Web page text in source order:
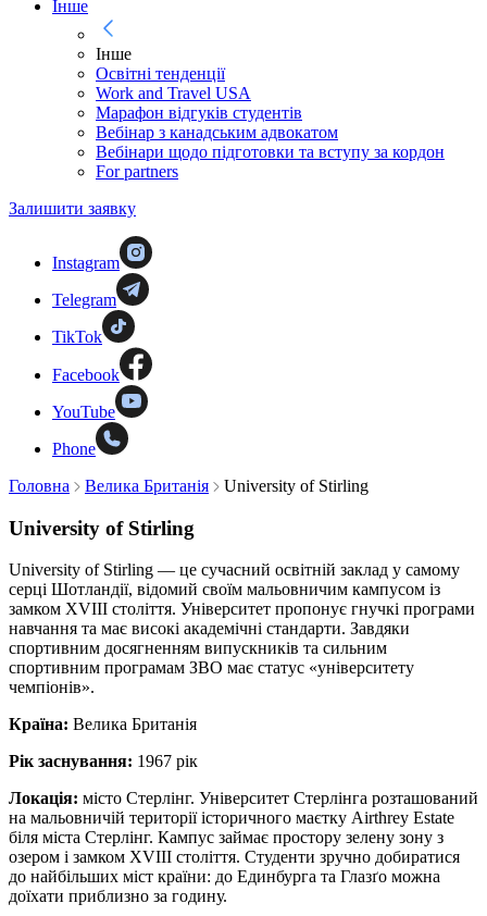
Інше
Інше
Освітні тенденції
Work and Travel USA
Марафон відгуків студентів
Вебінар з канадським адвокатом
Вебінари щодо підготовки та вступу за кордон
For partners
Залишити заявку
Instagram
Telegram
TikTok
Facebook
YouTube
Phone
Головна
Велика Британія University of Stirling
University of Stirling
University of Stirling — це сучасний освітній заклад у самому
серці Шотландії, відомий своїм мальовничим кампусом із
замком XVIII століття. Університет пропонує гнучкі програми
навчання та має високі академічні стандарти. Завдяки
спортивним досягненням випускників та сильним
спортивним програмам ЗВО має статус «університету
чемпіонів».
Країна: Велика Британія
Рік заснування: 1967 рік
Локація: місто Стерлінг. Університет Стерлінга розташований
на мальовничій території історичного маєтку Airthrey Estate
біля міста Стерлінг. Кампус займає простору зелену зону з
озером і замком XVIII століття. Студенти зручно добиратися
до найбільших міст країни: до Единбурга та Глазґо можна
доїхати приблизно за годину.